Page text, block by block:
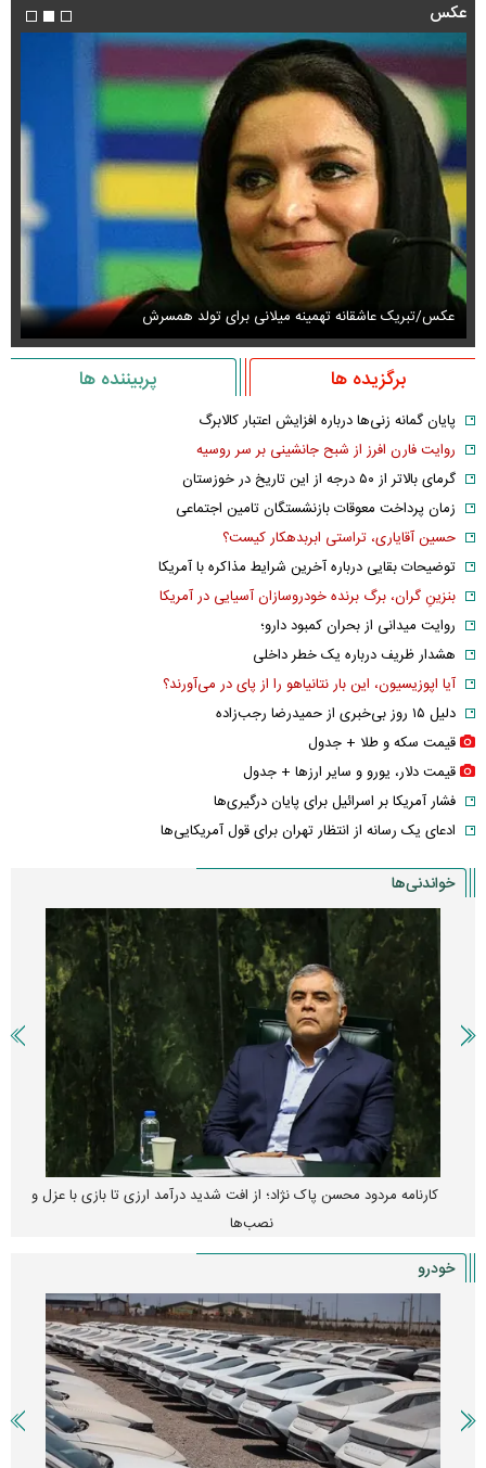
عکس
عکس/تبریک عاشقانه تهمینه میلانی برای تولد همسرش
برگزیده ها پربیننده ها
پایان گمانه زنی‌ها درباره افزایش اعتبار کالابرگ
روایت فارن افرز از شبح جانشینی بر سر روسیه
گرمای بالاتر از ۵۰ درجه از این تاریخ در خوزستان
زمان پرداخت معوقات بازنشستگان تامین اجتماعی
حسین آقایاری، تراستی ابربدهکار کیست؟
توضیحات بقایی درباره آخرین شرایط مذاکره با آمریکا
بنزینِ گران، برگ برنده خودروسازان آسیایی در آمریکا
روایت میدانی از بحران کمبود دارو؛
هشدار ظریف درباره یک خطر داخلی
آیا اپوزیسیون، این بار نتانیاهو را از پای در می‌آورند؟
دلیل ۱۵ روز بی‌خبری از حمیدرضا رجب‌زاده
قیمت سکه و طلا + جدول
قیمت دلار، یورو و سایر ارز‌ها + جدول
فشار آمریکا بر اسرائیل برای پایان درگیری‌ها
ادعای یک رسانه از انتظار تهران برای قول آمریکایی‌ها
خواندنی‌ها
کارنامه مردود محسن پاک‌ نژاد؛ از افت شدید درآمد ارزی تا بازی با عزل و
نصب‌ها
خودرو